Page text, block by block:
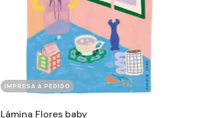
IMPRESA A PEDIDO
Lámina Flores baby